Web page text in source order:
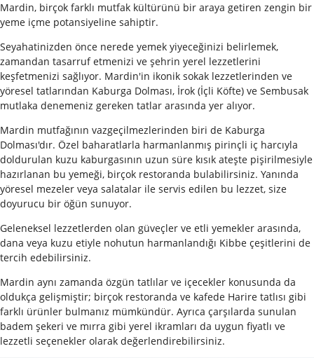
Mardin, birçok farklı mutfak kültürünü bir araya getiren zengin bir
yeme içme potansiyeline sahiptir.
Seyahatinizden önce nerede yemek yiyeceğinizi belirlemek,
zamandan tasarruf etmenizi ve şehrin yerel lezzetlerini
keşfetmenizi sağlıyor. Mardin'in ikonik sokak lezzetlerinden ve
yöresel tatlarından Kaburga Dolması, İrok (İçli Köfte) ve Sembusak
mutlaka denemeniz gereken tatlar arasında yer alıyor.
Mardin mutfağının vazgeçilmezlerinden biri de Kaburga
Dolması'dır. Özel baharatlarla harmanlanmış pirinçli iç harcıyla
doldurulan kuzu kaburgasının uzun süre kısık ateşte pişirilmesiyle
hazırlanan bu yemeği, birçok restoranda bulabilirsiniz. Yanında
yöresel mezeler veya salatalar ile servis edilen bu lezzet, size
doyurucu bir öğün sunuyor.
Geleneksel lezzetlerden olan güveçler ve etli yemekler arasında,
dana veya kuzu etiyle nohutun harmanlandığı Kibbe çeşitlerini de
tercih edebilirsiniz.
Mardin aynı zamanda özgün tatlılar ve içecekler konusunda da
oldukça gelişmiştir; birçok restoranda ve kafede Harire tatlısı gibi
farklı ürünler bulmanız mümkündür. Ayrıca çarşılarda sunulan
badem şekeri ve mırra gibi yerel ikramları da uygun fiyatlı ve
lezzetli seçenekler olarak değerlendirebilirsiniz.